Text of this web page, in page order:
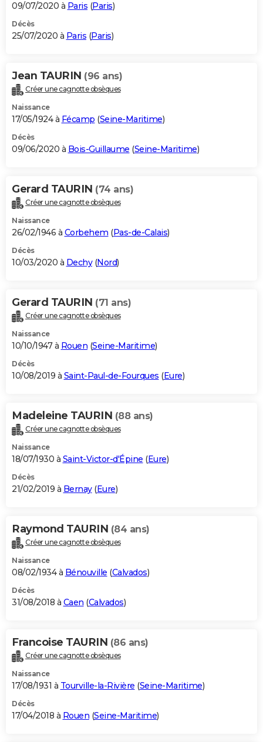
09/07/2020 à Paris (Paris)
Décès
25/07/2020 à Paris (Paris)
Jean TAURIN (96 ans)
Créer une cagnotte obsèques
Naissance
17/05/1924 à Fécamp (Seine-Maritime)
Décès
09/06/2020 à Bois-Guillaume (Seine-Maritime)
Gerard TAURIN (74 ans)
Créer une cagnotte obsèques
Naissance
26/02/1946 à Corbehem (Pas-de-Calais)
Décès
10/03/2020 à Dechy(Nord)
Gerard TAURIN (71 ans)
Créer une cagnotte obsèques
Naissance
10/10/1947 à Rouen (Seine-Maritime)
Décès
10/08/2019 à Saint-Paul-de-Fourques (Eure)
Madeleine TAURIN (88 ans)
Créer une cagnotte obsèques
Naissance
18/07/1930 à Saint-Victor-d'Épine (Eure)
Décès
21/02/2019 à Bernay(Eure)
Raymond TAURIN (84 ans)
Créer une cagnotte obsèques
Naissance
08/02/1934 à Bénouville (Calvados)
Décès
31/08/2018 à Caen (Calvados)
Francoise TAURIN (86 ans)
Créer une cagnotte obsèques
Naissance
17/08/1931 à Tourville-la-Rivière (Seine-Maritime)
Décès
17/04/2018 à Rouen (Seine-Maritime)